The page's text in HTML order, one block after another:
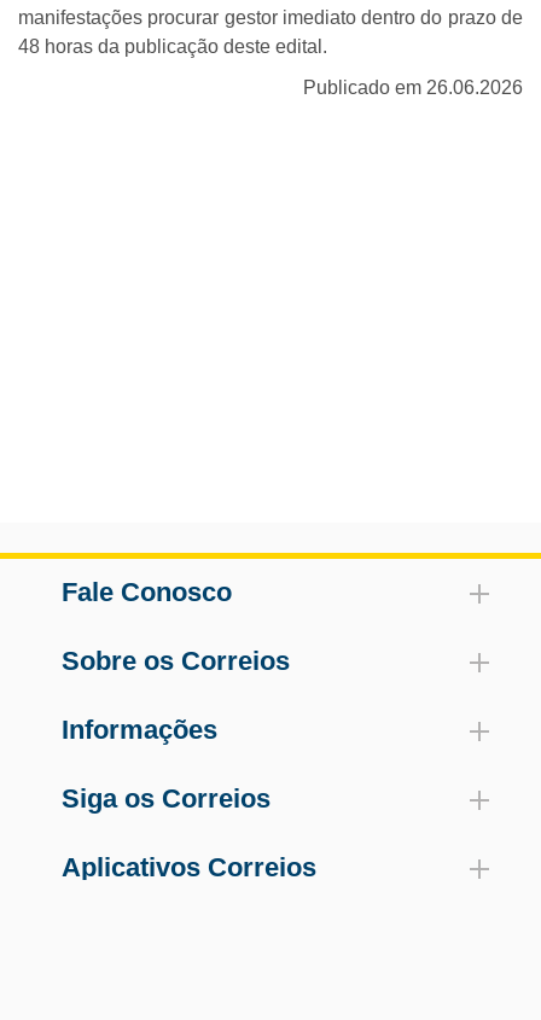
manifestações procurar gestor imediato dentro do prazo de
48 horas da publicação deste edital.
Publicado em 26.06.2026
Fale Conosco
Sobre os Correios
Informações
Siga os Correios
Aplicativos Correios